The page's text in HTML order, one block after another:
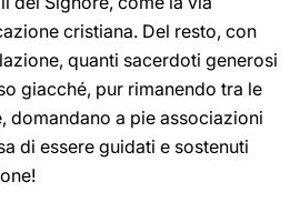
cristiana. Del resto, con
quanti sacerdoti generosi
giacché, pur rimanendo tra le
domandano a pie associazioni
di essere guidati e sostenuti